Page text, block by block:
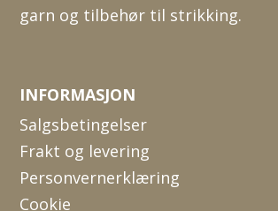
garn og tilbehør til strikking.
INFORMASJON
Salgsbetingelser
Frakt og levering
Personvernerklæring
Cookie